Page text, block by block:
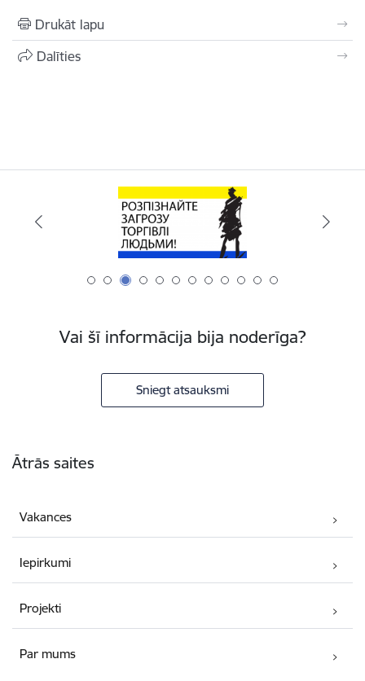
Drukāt lapu
Dalīties
Vai šī informācija bija noderīga?
Sniegt atsauksmi
Ātrās saites
Vakances
Iepirkumi
Projekti
Par mums